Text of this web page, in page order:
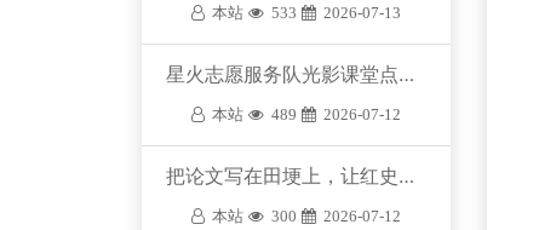
本站 533 2026-07-13
星火志愿服务队光影课堂点亮乡村童梦
本站 489 2026-07-12
​把论文写在田埂上，让红史种进童心间
本站 300 2026-07-12